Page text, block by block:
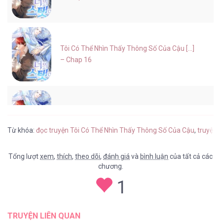
Tôi Có Thể Nhìn Thấy Thông Số Của Cậu [...]
– Chap 16
Từ khóa: đọc truyện Tôi Có Thể Nhìn Thấy Thông Số Của Cậu, truyện
Tổng lượtxem, thích, theo dõi, đánh giá và bình luận của tất cả các
chương.
1
TRUYỆN LIÊN QUAN